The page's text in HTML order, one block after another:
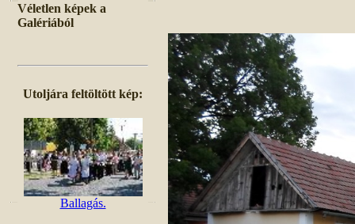
Véletlen képek a
Galériából
Utoljára feltöltött kép:
Ballagás.